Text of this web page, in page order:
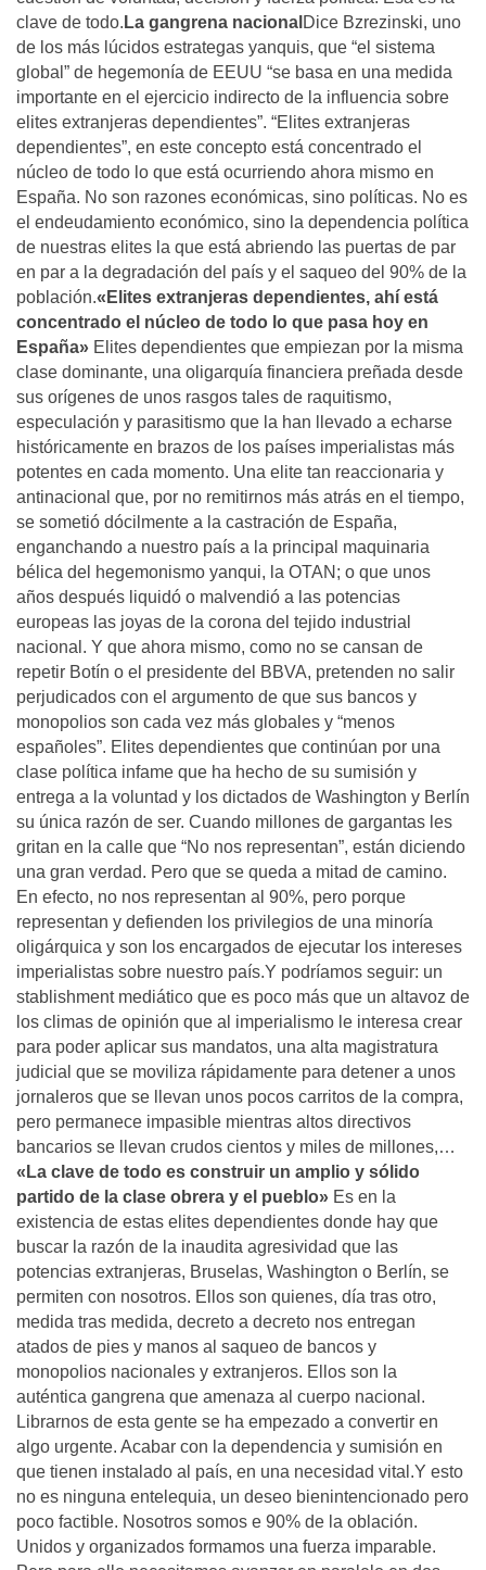
clave de todo. La gangrena nacional Dice Bzrezinski, uno
de los más lúcidos estrategas yanquis, que “el sistema
global” de hegemonía de EEUU “se basa en una medida
importante en el ejercicio indirecto de la influencia sobre
elites extranjeras dependientes”. “Elites extranjeras
dependientes”, en este concepto está concentrado el
núcleo de todo lo que está ocurriendo ahora mismo en
España. No son razones económicas, sino políticas. No es
el endeudamiento económico, sino la dependencia política
de nuestras elites la que está abriendo las puertas de par
en par a la degradación del país y el saqueo del 90% de la
población.«Elites extranjeras dependientes, ahí está
concentrado el núcleo de todo lo que pasa hoy en
España» Elites dependientes que empiezan por la misma
clase dominante, una oligarquía financiera preñada desde
sus orígenes de unos rasgos tales de raquitismo,
especulación y parasitismo que la han llevado a echarse
históricamente en brazos de los países imperialistas más
potentes en cada momento. Una elite tan reaccionaria y
antinacional que, por no remitirnos más atrás en el tiempo,
se sometió dócilmente a la castración de España,
enganchando a nuestro país a la principal maquinaria
bélica del hegemonismo yanqui, la OTAN; o que unos
años después liquidó o malvendió a las potencias
europeas las joyas de la corona del tejido industrial
nacional. Y que ahora mismo, como no se cansan de
repetir Botín o el presidente del BBVA, pretenden no salir
perjudicados con el argumento de que sus bancos y
monopolios son cada vez más globales y “menos
españoles”. Elites dependientes que continúan por una
clase política infame que ha hecho de su sumisión y
entrega a la voluntad y los dictados de Washington y Berlín
su única razón de ser. Cuando millones de gargantas les
gritan en la calle que “No nos representan”, están diciendo
una gran verdad. Pero que se queda a mitad de camino.
En efecto, no nos representan al 90%, pero porque
representan y defienden los privilegios de una minoría
oligárquica y son los encargados de ejecutar los intereses
imperialistas sobre nuestro país.Y podríamos seguir: un
stablishment mediático que es poco más que un altavoz de
los climas de opinión que al imperialismo le interesa crear
para poder aplicar sus mandatos, una alta magistratura
judicial que se moviliza rápidamente para detener a unos
jornaleros que se llevan unos pocos carritos de la compra,
pero permanece impasible mientras altos directivos
bancarios se llevan crudos cientos y miles de millones,…
«La clave de todo es construir un amplio y sólido
partido de la clase obrera y el pueblo» Es en la
existencia de estas elites dependientes donde hay que
buscar la razón de la inaudita agresividad que las
potencias extranjeras, Bruselas, Washington o Berlín, se
permiten con nosotros. Ellos son quienes, día tras otro,
medida tras medida, decreto a decreto nos entregan
atados de pies y manos al saqueo de bancos y
monopolios nacionales y extranjeros. Ellos son la
auténtica gangrena que amenaza al cuerpo nacional.
Librarnos de esta gente se ha empezado a convertir en
algo urgente. Acabar con la dependencia y sumisión en
que tienen instalado al país, en una necesidad vital.Y esto
no es ninguna entelequia, un deseo bienintencionado pero
poco factible. Nosotros somos e 90% de la oblación.
Unidos y organizados formamos una fuerza imparable.